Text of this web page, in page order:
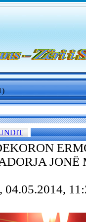
JONË
04.05.2014,